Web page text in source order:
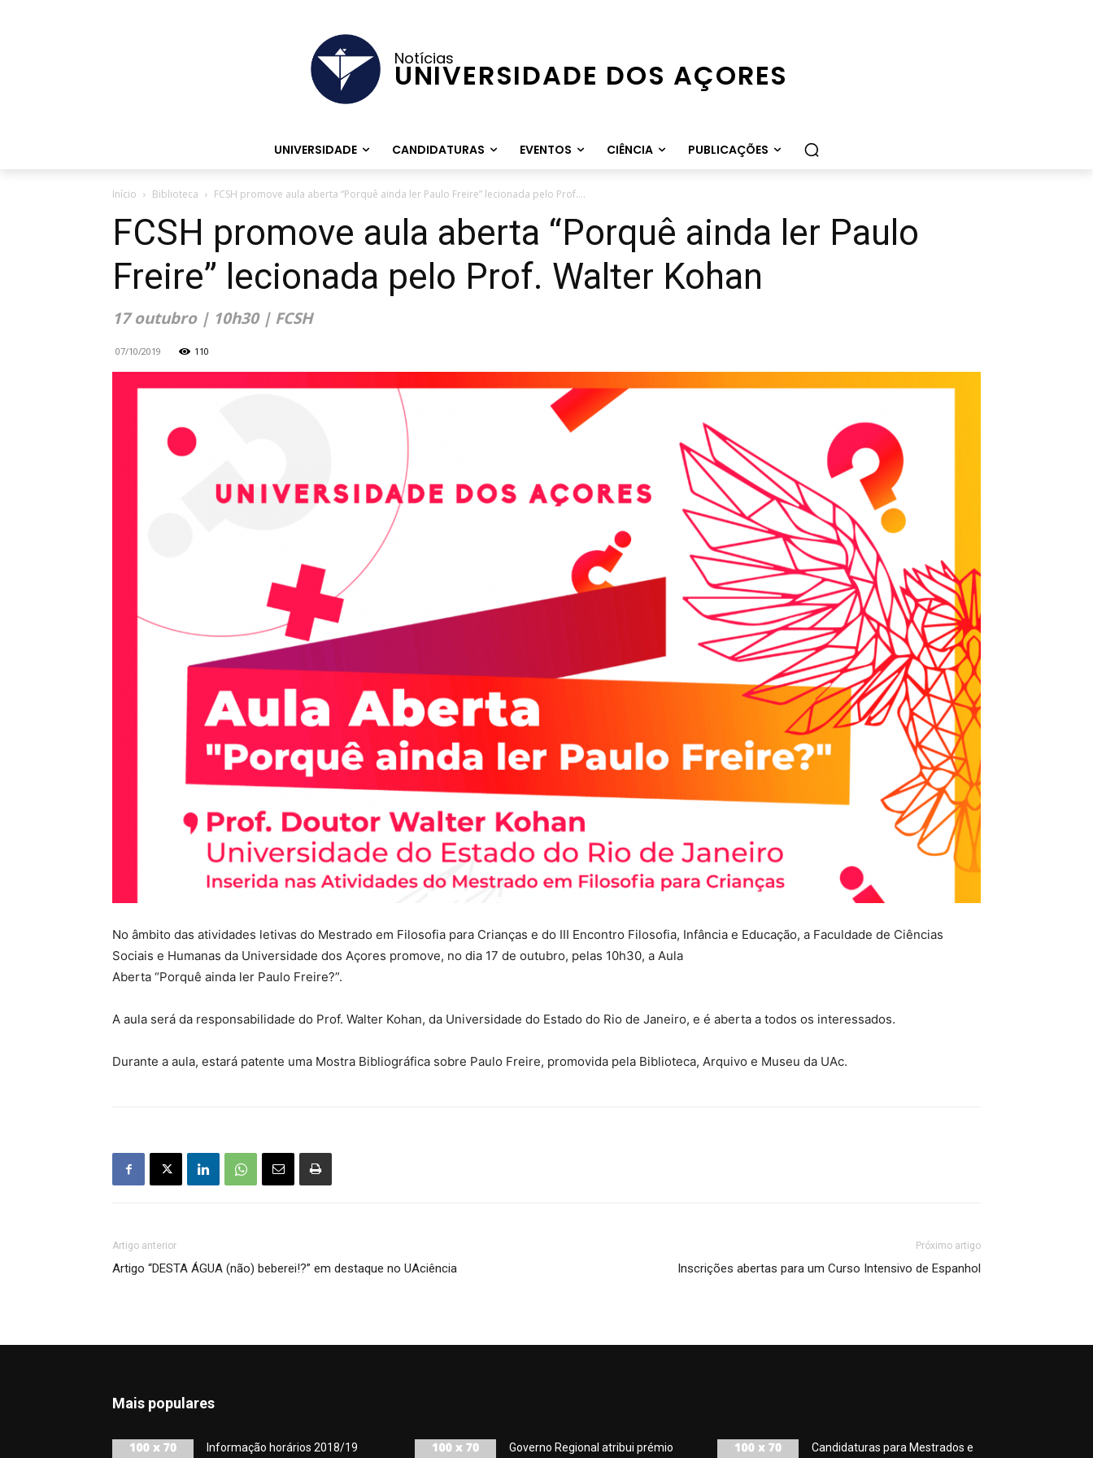
Notícias
UNIVERSIDADE DOS AÇORES
UNIVERSIDADE CANDIDATURAS EVENTOS CIÊNCIA PUBLICAÇÕES
Início Biblioteca FCSH promove aula aberta “Porquê ainda ler Paulo Freire” lecionada pelo Prof....
FCSH promove aula aberta “Porquê ainda ler Paulo
Freire” lecionada pelo Prof. Walter Kohan
17 outubro | 10h30 | FCSH
07/10/2019 110
No âmbito das atividades letivas do Mestrado em Filosofia para Crianças e do III Encontro Filosofia, Infância e Educação, a Faculdade de Ciências
Sociais e Humanas da Universidade dos Açores promove, no dia 17 de outubro, pelas 10h30, a Aula
Aberta “Porquê ainda ler Paulo Freire?”.
A aula será da responsabilidade do Prof. Walter Kohan, da Universidade do Estado do Rio de Janeiro, e é aberta a todos os interessados.
Durante a aula, estará patente uma Mostra Bibliográfica sobre Paulo Freire, promovida pela Biblioteca, Arquivo e Museu da UAc.
Artigo anterior
Artigo “DESTA ÁGUA (não) beberei!?” em destaque no UAciência
Próximo artigo
Inscrições abertas para um Curso Intensivo de Espanhol
Mais populares
Informação horários 2018/19
Governo Regional atribui prémio
Candidaturas para Mestrados e